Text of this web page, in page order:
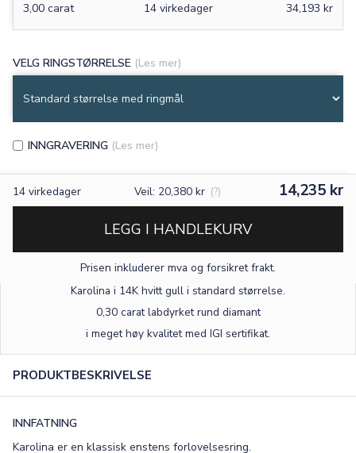
×
TEKST
FONT
3,00 carat 34,193 kr
14 virkedager
VELG RINGSTØRRELSE (Les mer)
INNGRAVERING (Les mer)
14 virkedager Veil: 20,380 kr (?) 14,235 kr
LEGG I HANDLEKURV
Prisen inkluderer mva og forsikret frakt.
Karolina i 14K hvitt gull i standard størrelse.
0,30 carat labdyrket rund diamant
i meget høy kvalitet med IGI sertifikat.
PRODUKTBESKRIVELSE
INNFATNING
Karolina er en klassisk enstens forlovelsesring.